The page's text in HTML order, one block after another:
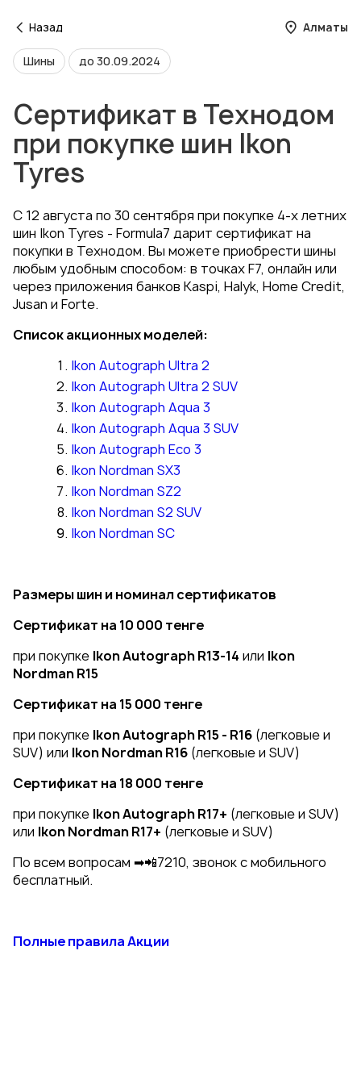
Назад Алматы
Шины до 30.09.2024
Сертификат в Технодом
при покупке шин Ikon
Tyres
С 12 августа по 30 сентября при покупке 4-х летних
шин Ikon Tyres - Formula7 дарит сертификат на
покупки в Технодом. Вы можете приобрести шины
любым удобным способом: в точках F7, онлайн или
через приложения банков Kaspi, Halyk, Home Credit,
Jusan и Forte.
Список акционных моделей:
Ikon Autograph Ultra 2
Ikon Autograph Ultra 2 SUV
Ikon Autograph Aqua 3
Ikon Autograph Aqua 3 SUV
Ikon Autograph Eco 3
Ikon Nordman SX3
Ikon Nordman SZ2
Ikon Nordman S2 SUV
Ikon Nordman SC
Размеры шин и номинал сертификатов
Сертификат на 10 000 тенге
при покупке Ikon Autograph R13-14 или Ikon
Nordman R15
Сертификат на 15 000 тенге
при покупке Ikon Autograph R15 - R16 (легковые и
SUV) или Ikon Nordman R16 (легковые и SUV)
Сертификат на 18 000 тенге
при покупке Ikon Autograph R17+ (легковые и SUV)
или Ikon Nordman R17+ (легковые и SUV)
По всем вопросам ➡📲7210, звонок с мобильного
бесплатный.
Полные правила Акции